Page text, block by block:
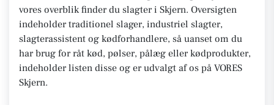
vores overblik finder du slagter i Skjern. Oversigten
indeholder traditionel slager, industriel slagter,
slagterassistent og kødforhandlere, så uanset om du
har brug for råt kød, pølser, pålæg eller kødprodukter,
indeholder listen disse og er udvalgt af os på VORES
Skjern.